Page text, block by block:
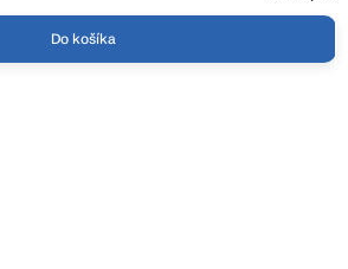
Do košíka